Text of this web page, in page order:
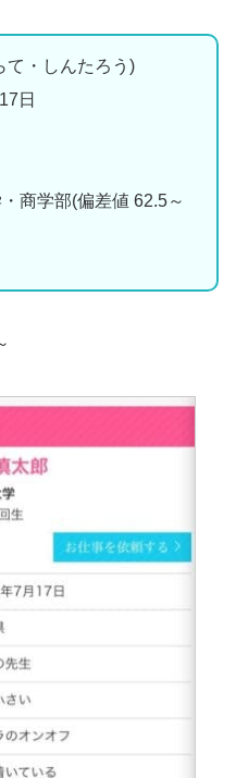
て・しんたろう)
日
商学部(偏差値 62.5～